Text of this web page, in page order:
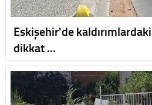
Eskişehir'de
dikkat …